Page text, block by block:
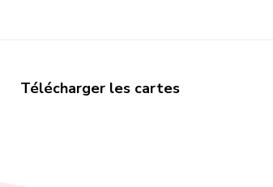
Télécharger les cartes